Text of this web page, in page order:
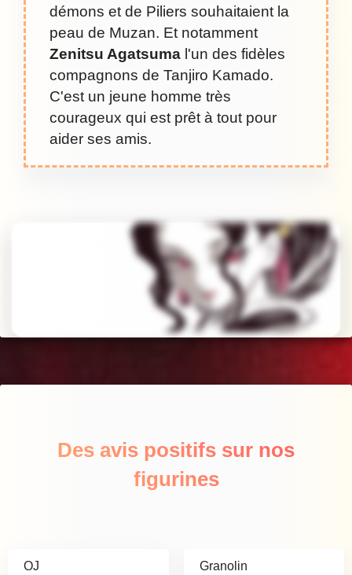
démons et de Piliers souhaitaient la
peau de Muzan. Et notamment
Zenitsu Agatsuma l'un des fidèles
compagnons de Tanjiro Kamado.
C'est un jeune homme très
courageux qui est prêt à tout pour
aider ses amis.
Des avis positifs sur nos
figurines
OJ Granolin